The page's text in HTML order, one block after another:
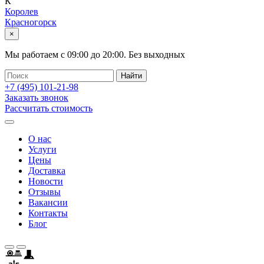
Королев
Красногорск
×
Мы работаем с 09:00 до 20:00. Без выходных
+7 (495) 101-21-98
Заказать звонок
Рассчитать стоимость
О нас
Услуги
Цены
Доставка
Новости
Отзывы
Вакансии
Контакты
Блог